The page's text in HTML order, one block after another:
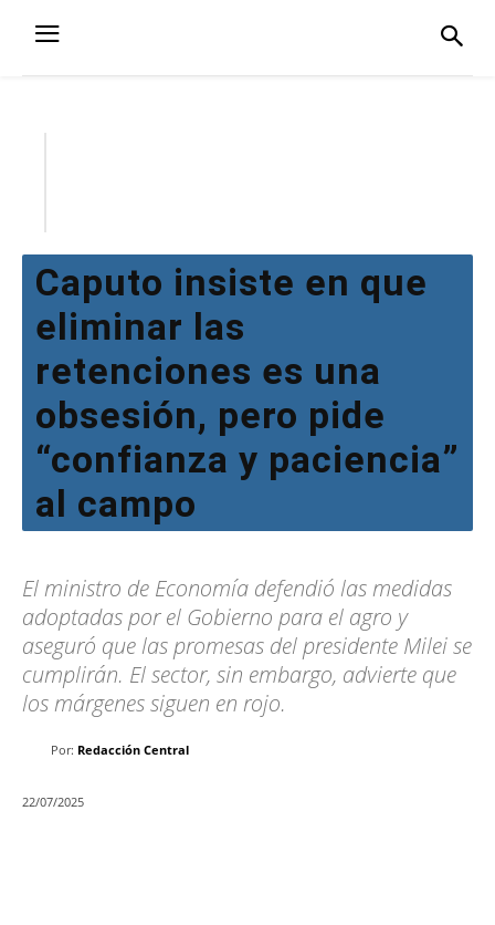
Caputo insiste en que
eliminar las
retenciones es una
obsesión, pero pide
“confianza y paciencia”
al campo
El ministro de Economía defendió las medidas
adoptadas por el Gobierno para el agro y
aseguró que las promesas del presidente Milei se
cumplirán. El sector, sin embargo, advierte que
los márgenes siguen en rojo.
Por: Redacción Central
22/07/2025